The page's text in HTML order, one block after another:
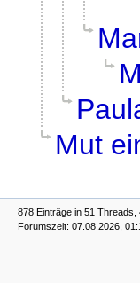
Mut
878 Einträge in 51
Forumszeit: 07.08.2026,